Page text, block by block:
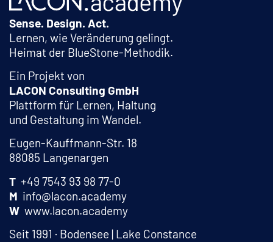
Sense. Design. Act.
Lernen, wie Veränderung gelingt.
Heimat der BlueStone-Methodik.
Ein Projekt von
LACON Consulting GmbH
Plattform für Lernen, Haltung
und Gestaltung im Wandel.
Eugen-Kauffmann-Str. 18
88085 Langenargen
T +49 7543 93 98 77-0
M info@lacon.academy
W www.lacon.academy
Seit 1991 · Bodensee | Lake Constance